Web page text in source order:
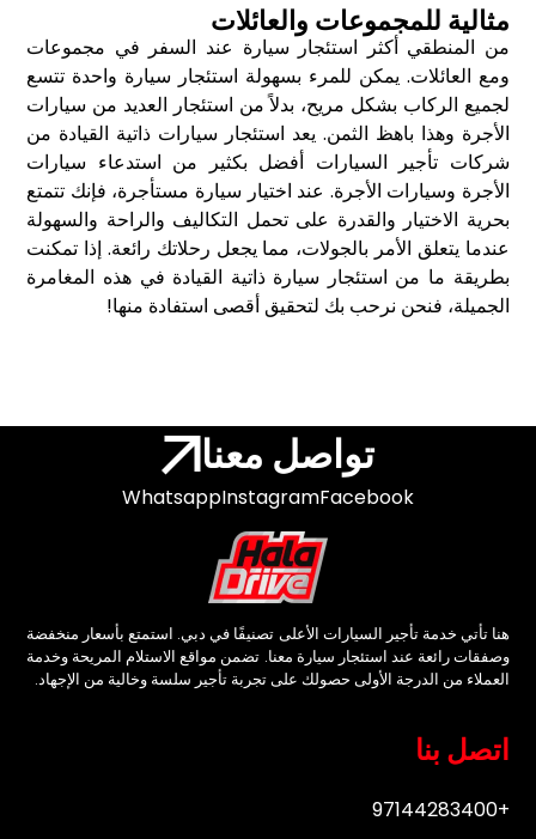
مثالية للمجموعات والعائلات
من المنطقي أكثر استئجار سيارة عند السفر في مجموعات
ومع العائلات. يمكن للمرء بسهولة استئجار سيارة واحدة تتسع
لجميع الركاب بشكل مريح، بدلاً من استئجار العديد من سيارات
الأجرة وهذا باهظ الثمن. يعد استئجار سيارات ذاتية القيادة من
شركات تأجير السيارات أفضل بكثير من استدعاء سيارات
الأجرة وسيارات الأجرة. عند اختيار سيارة مستأجرة، فإنك تتمتع
بحرية الاختيار والقدرة على تحمل التكاليف والراحة والسهولة
عندما يتعلق الأمر بالجولات، مما يجعل رحلاتك رائعة. إذا تمكنت
بطريقة ما من استئجار سيارة ذاتية القيادة في هذه المغامرة
الجميلة، فنحن نرحب بك لتحقيق أقصى استفادة منها!
تواصل معنا
Facebook
Instagram
Whatsapp
هنا تأتي خدمة تأجير السيارات الأعلى تصنيفًا في دبي. استمتع بأسعار منخفضة
وصفقات رائعة عند استئجار سيارة معنا. تضمن مواقع الاستلام المريحة وخدمة
العملاء من الدرجة الأولى حصولك على تجربة تأجير سلسة وخالية من الإجهاد.
اتصل بنا
+97144283400